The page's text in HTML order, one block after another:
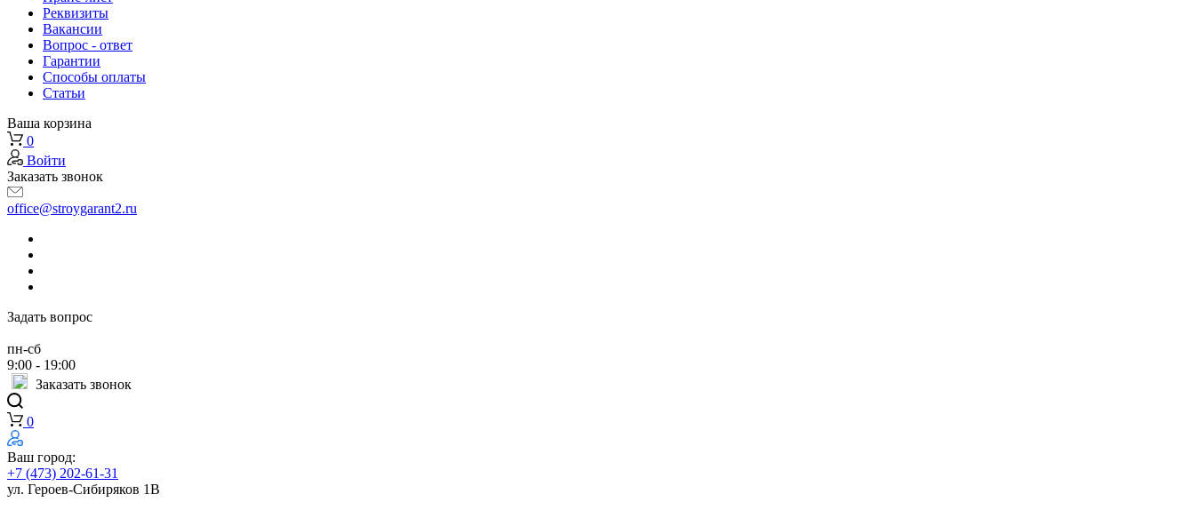
Реквизиты
Вакансии
Вопрос - ответ
Гарантии
Способы оплаты
Статьи
Ваша корзина
0
Войти
Заказать звонок
office@stroygarant2.ru
Задать вопрос
пн-сб
9:00 - 19:00
Заказать звонок
0
Ваш город:
+7 (473) 202-61-31
ул. Героев-Сибиряков 1В